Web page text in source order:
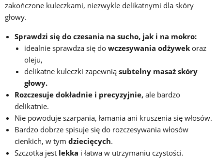
zakończone kuleczkami, niezwykle delikatnymi dla skóry
głowy.
Sprawdzi się do czesania na sucho, jak i na mokro:
idealnie sprawdza się do wczesywania odżywek oraz
oleju,
delikatne kuleczki zapewnią subtelny masaż skóry
głowy.
Rozczesuje dokładnie i precyzyjnie, ale bardzo
delikatnie.
Nie powoduje szarpania, łamania ani kruszenia się włosów.
Bardzo dobrze spisuje się do rozczesywania włosów
cienkich, w tym dziecięcych.
Szczotka jest lekka i łatwa w utrzymaniu czystości.